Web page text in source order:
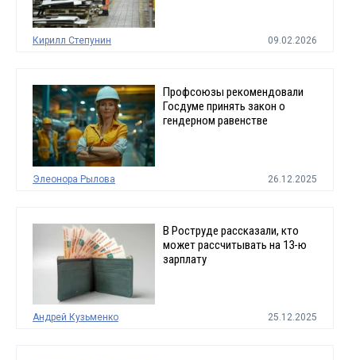
Кирилл Степунин 09.02.2026
Профсоюзы рекомендовали
Госдуме принять закон о
гендерном равенстве
Элеонора Рылова 26.12.2025
В Роструде рассказали, кто
может рассчитывать на 13-ю
зарплату
Андрей Кузьменко 25.12.2025